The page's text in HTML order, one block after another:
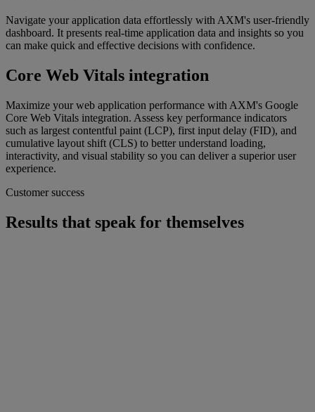
Navigate your application data effortlessly with AXM's user-friendly
dashboard. It presents real-time application data and insights so you
can make quick and effective decisions with confidence.
Core Web Vitals integration
Maximize your web application performance with AXM's Google
Core Web Vitals integration. Assess key performance indicators
such as largest contentful paint (LCP), first input delay (FID), and
cumulative layout shift (CLS) to better understand loading,
interactivity, and visual stability so you can deliver a superior user
experience.
Customer success
Results that speak for themselves